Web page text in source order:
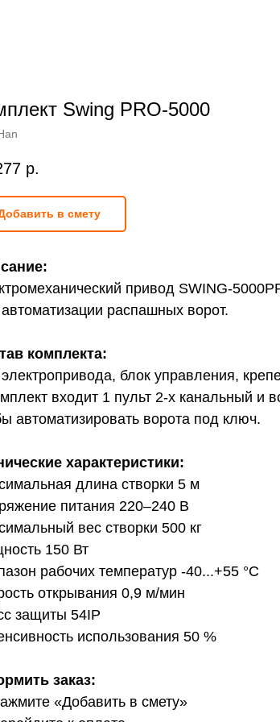
Swing PRO-5000
р.
в смету
привод SWING-
распашных ворот.
комплекта:
блок управления,
входит 1 пульт 2-х канальный и
автоматизировать ворота под ключ.
характеристики:
длина створки 5 м
питания 220–240 В
вес створки 500 кг
150 Вт
рабочих температур -40...+55 °С
открывания 0,9 м/мин
защиты 54IP
использования 50 %
заказ:
«Добавить в смету»